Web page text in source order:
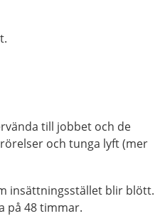
till jobbet och de
och tunga lyft (mer
insättningsstället blir blött.
på 48 timmar.